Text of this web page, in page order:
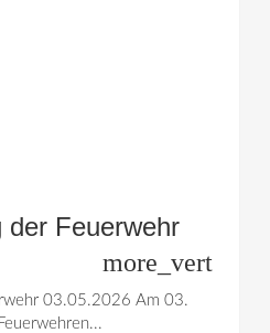
der Feuerwehr
more_vert
03.05.2026 Am 03.